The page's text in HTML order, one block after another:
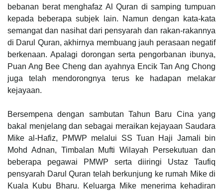
bebanan berat menghafaz Al Quran di samping tumpuan
kepada beberapa subjek lain. Namun dengan kata-kata
semangat dan nasihat dari pensyarah dan rakan-rakannya
di Darul Quran, akhirnya membuang jauh perasaan negatif
berkenaan. Apalagi dorongan serta pengorbanan ibunya,
Puan Ang Bee Cheng dan ayahnya Encik Tan Ang Chong
juga telah mendorongnya terus ke hadapan melakar
kejayaan.
Bersempena dengan sambutan Tahun Baru Cina yang
bakal menjelang dan sebagai meraikan kejayaan Saudara
Mike al-Hafiz, PMWP melalui SS Tuan Haji Jamali bin
Mohd Adnan, Timbalan Mufti Wilayah Persekutuan dan
beberapa pegawai PMWP serta diiringi Ustaz Taufiq
pensyarah Darul Quran telah berkunjung ke rumah Mike di
Kuala Kubu Bharu. Keluarga Mike menerima kehadiran